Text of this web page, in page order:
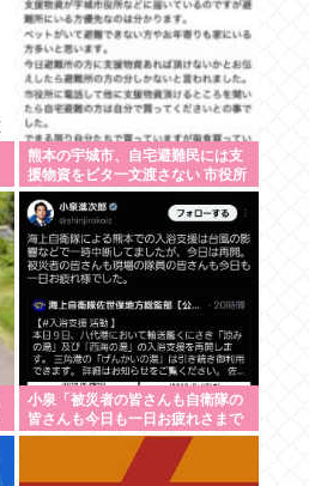
熊本の宇城市、自宅避難民には支
援物資をビタ一文渡さない 市役所
「アンタが困っていてもウチは困
ってないからww」
小泉「被災者の皆さんも自衛隊の
皆さんも今日も一日お疲れさまで
した 」